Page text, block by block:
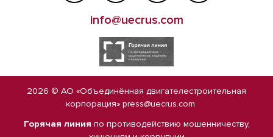
info@uecrus.com
2026 © АО «Объединённая двигателестроительная
корпорация» press@uecrus.com
Горячая линия по противодействию мошенничеству,